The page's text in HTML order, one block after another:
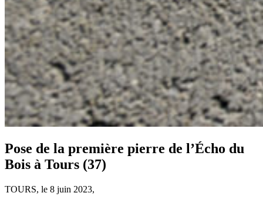
Pose de la première pierre de l’Écho du
Bois à Tours (37)
TOURS, le 8 juin 2023,